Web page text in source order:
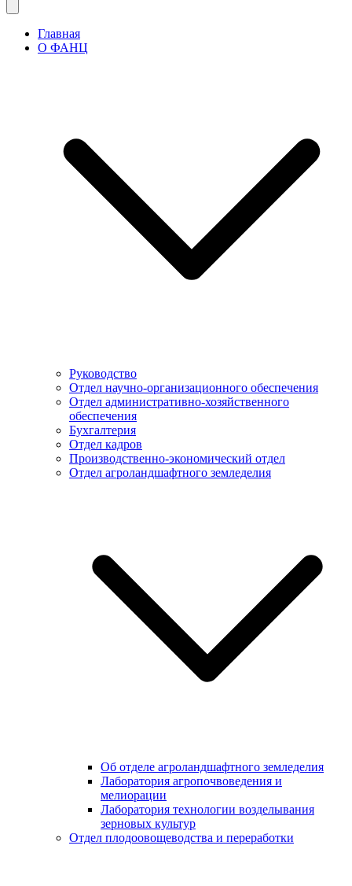
Главная
О ФАНЦ
Руководство
Отдел научно-организационного обеспечения
Отдел административно-хозяйственного
обеспечения
Бухгалтерия
Отдел кадров
Производственно-экономический отдел
Отдел агроландшафтного земледелия
Об отделе агроландшафтного земледелия
Лаборатория агропочвоведения и
мелиорации
Лаборатория технологии возделывания
зерновых культур
Отдел плодоовощеводства и переработки